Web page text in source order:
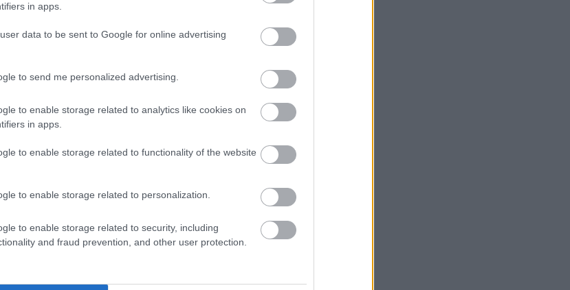
in apps.
data to be sent to Google for online advertising
to send me personalized advertising.
to enable storage related to analytics like cookies on
in apps.
to enable storage related to functionality of the website
to enable storage related to personalization.
to enable storage related to security, including
and fraud prevention, and other user protection.